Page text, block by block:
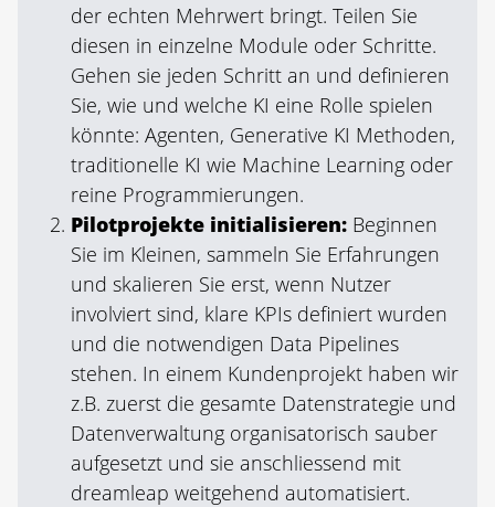
der echten Mehrwert bringt. Teilen Sie
diesen in einzelne Module oder Schritte.
Gehen sie jeden Schritt an und definieren
Sie, wie und welche KI eine Rolle spielen
könnte: Agenten, Generative KI Methoden,
traditionelle KI wie Machine Learning oder
reine Programmierungen.
Pilotprojekte initialisieren: Beginnen
Sie im Kleinen, sammeln Sie Erfahrungen
und skalieren Sie erst, wenn Nutzer
involviert sind, klare KPIs definiert wurden
und die notwendigen Data Pipelines
stehen. In einem Kundenprojekt haben wir
z.B. zuerst die gesamte Datenstrategie und
Datenverwaltung organisatorisch sauber
aufgesetzt und sie ­anschliessend mit
dreamleap weitgehend ­automatisiert.